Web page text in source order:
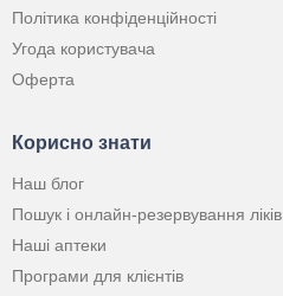
Політика конфіденційності
Угода користувача
Оферта
Корисно знати
Наш блог
Пошук і онлайн-резервування ліків
Наші аптеки
Програми для клієнтів